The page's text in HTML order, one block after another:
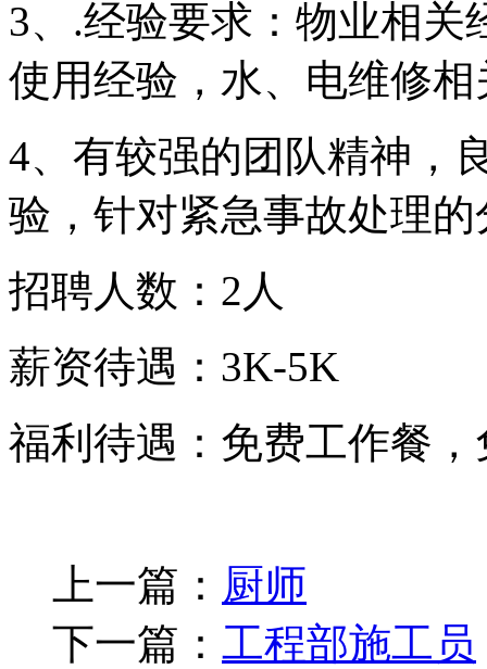
3、.经验要求：物业相关
使用经验，水、电维修
4、有较强的团队精神，
验，针对紧急事故处理
招聘人数：2人
薪资待遇：3K-5K
福利待遇：免费工作餐
上一篇： 厨师
下一篇： 工程部施工员